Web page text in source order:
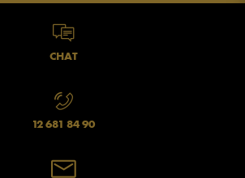
CHAT
12 681 84 90